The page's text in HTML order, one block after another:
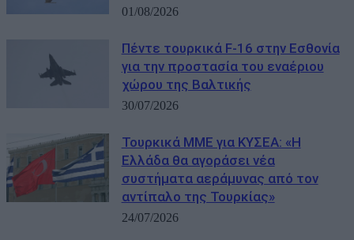
01/08/2026
Πέντε τουρκικά F-16 στην Εσθονία
για την προστασία του εναέριου
χώρου της Βαλτικής
30/07/2026
Τουρκικά ΜΜΕ για ΚΥΣΕΑ: «Η
Ελλάδα θα αγοράσει νέα
συστήματα αεράμυνας από τον
αντίπαλο της Τουρκίας»
24/07/2026